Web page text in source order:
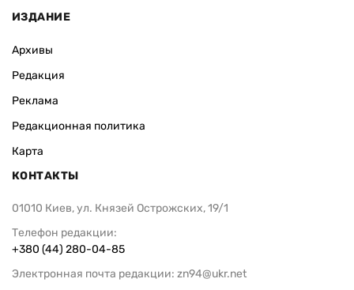
ИЗДАНИЕ
Архивы
Редакция
Реклама
Редакционная политика
Карта
КОНТАКТЫ
01010 Киев, ул. Князей Острожских, 19/1
Телефон редакции:
+380 (44) 280-04-85
Электронная почта редакции: zn94@ukr.net